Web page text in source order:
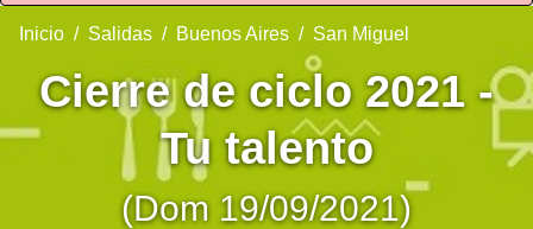
Inicio Salidas Buenos Aires San Miguel
Cierre de ciclo 2021 -
Tu talento
(Dom 19/09/2021)